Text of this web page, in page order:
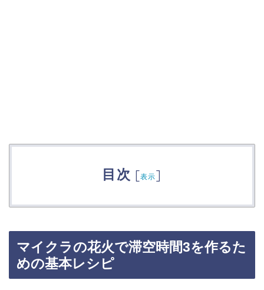
目次 [表示]
マイクラの花火で滞空時間3を作るた
めの基本レシピ